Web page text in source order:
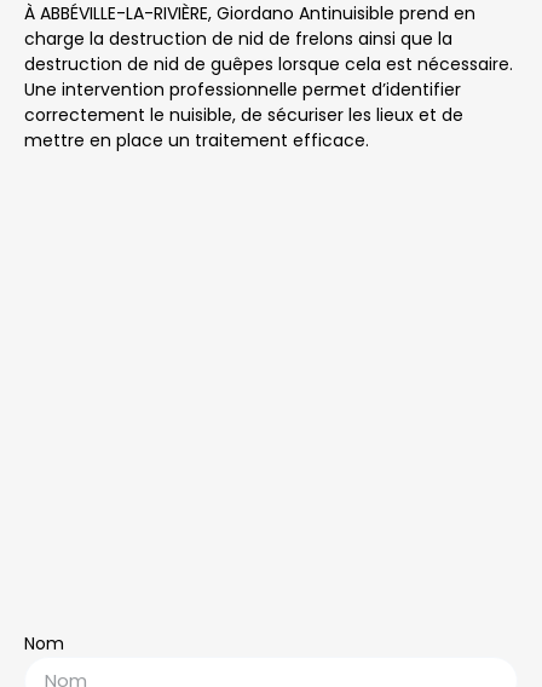
À ABBÉVILLE-LA-RIVIÈRE, Giordano Antinuisible prend en
charge la destruction de nid de frelons ainsi que la
destruction de nid de guêpes lorsque cela est nécessaire.
Une intervention professionnelle permet d’identifier
correctement le nuisible, de sécuriser les lieux et de
mettre en place un traitement efficace.
Nom